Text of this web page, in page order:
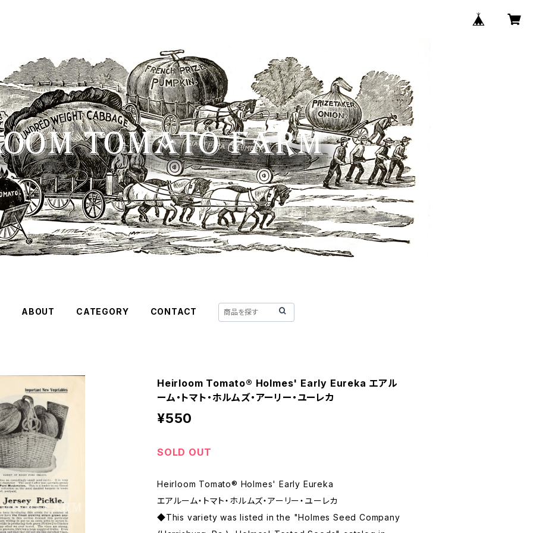
ABOUT CATEGORY CONTACT
Heirloom Tomato® Holmes' Early Eureka エアル
ーム・トマト・ホルムズ・アーリー・ユーレカ
¥550
SOLD OUT
Heirloom Tomato® Holmes' Early Eureka
エアルーム・トマト・ホルムズ・アーリー・ユーレカ
◆This variety was listed in the "Holmes Seed Company